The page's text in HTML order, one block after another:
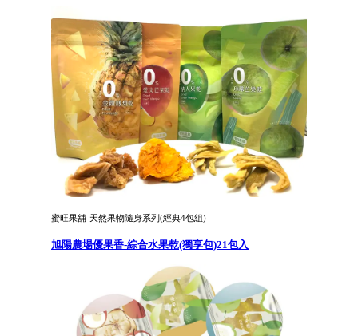
蜜旺果舖-天然果物隨身系列(經典4包組)
旭陽農場優果香-綜合水果乾(獨享包)21包入